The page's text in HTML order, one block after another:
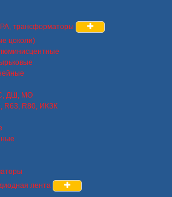
трансформаторы
цоколи)
ДШ, МО
R63, R80, ИКЗК
лента